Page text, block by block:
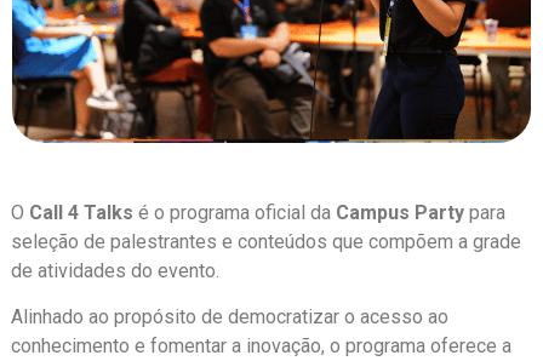
O Call 4 Talks é o programa oficial da Campus Partypara
seleção de palestrantes e conteúdos que compõem a grade
de atividades do evento.
Alinhado ao propósito de democratizar o acesso ao
conhecimento e fomentar a inovação, o programa oferece a